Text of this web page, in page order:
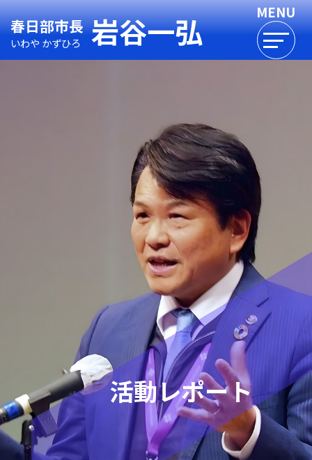
春日部市長
いわや かずひろ 岩谷一弘
活動レポート